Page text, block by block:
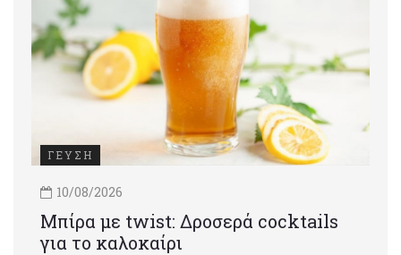
ΓΕΥΣΗ
10/08/2026
Μπίρα με twist: Δροσερά cocktails
για το καλοκαίρι